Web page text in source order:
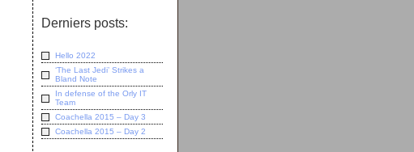
Derniers posts:
Hello 2022
‘The Last Jedi’ Strikes a
Bland Note
In defense of the Orly IT
Team
Coachella 2015 – Day 3
Coachella 2015 – Day 2